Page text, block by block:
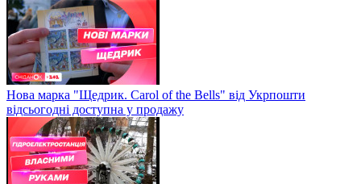
Нова марка "Щедрик. Carol of the Bells" від Укрпошти
відсьогодні доступна у продажу